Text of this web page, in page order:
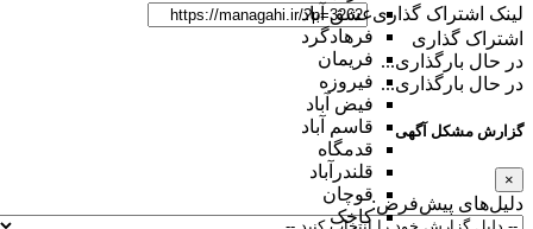
عشق آباد
فرهادگرد
فریمان
فیروزه
فیض آباد
قاسم آباد
قدمگاه
قلندرآباد
قوچان
کاخک
لینک اشتراک گذاری
اشتراک گذاری
در حال بارگذاری...
در حال بارگذاری...
گزارش مشکل آگهی
×
دلیل‌های پیش‌فرض: